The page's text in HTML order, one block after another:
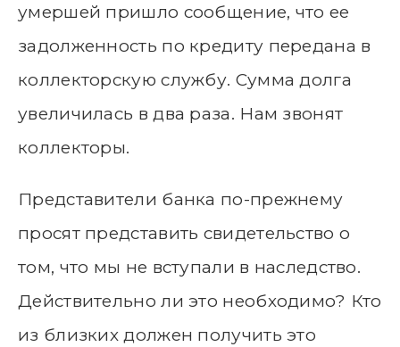
умершей пришло сообщение, что ее
задолженность по кредиту передана в
коллекторскую службу. Сумма долга
увеличилась в два раза. Нам звонят
коллекторы.
Представители банка по-прежнему
просят представить свидетельство о
том, что мы не вступали в наследство.
Действительно ли это необходимо? Кто
из близких должен получить это